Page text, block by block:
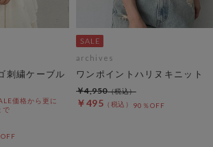
刺繍ケーブル
価格から更に
で
archives
ワンポイントハリヌキニット
￥495 90％OFF
￥4,950